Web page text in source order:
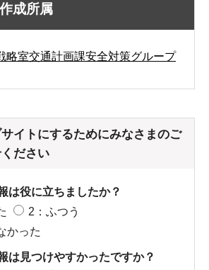
成所属
略室交通計画課安全対策グループ
イトにするためにみなさまのご
ださい
は役に立ちましたか？
2：ふつう
かった
は見つけやすかったですか？